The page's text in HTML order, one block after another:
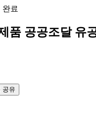
완료
품 공공조달 유
공유